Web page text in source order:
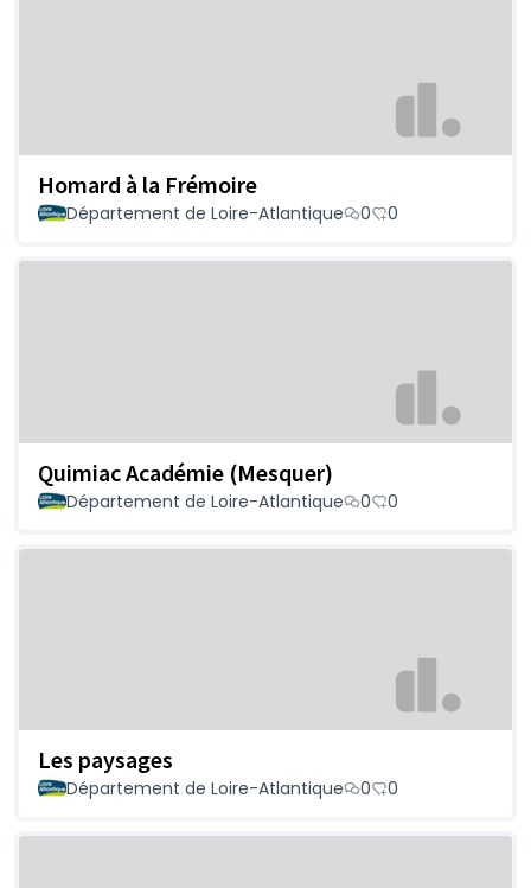
Homard à la Frémoire
Département de Loire-Atlantique 0 0
Quimiac Académie (Mesquer)
Département de Loire-Atlantique 0 0
Les paysages
Département de Loire-Atlantique 0 0